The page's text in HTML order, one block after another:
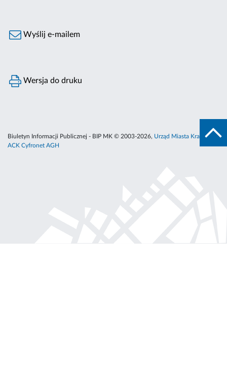
Wyślij e-mailem
Wersja do druku
Biuletyn Informacji Publicznej - BIP MK © 2003-2026, Urząd Miasta Krakowa
ACK Cyfronet AGH